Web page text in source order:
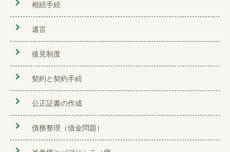
相続手続
遺言
後見制度
契約と契約手続
公正証書の作成
債務整理（借金問題）